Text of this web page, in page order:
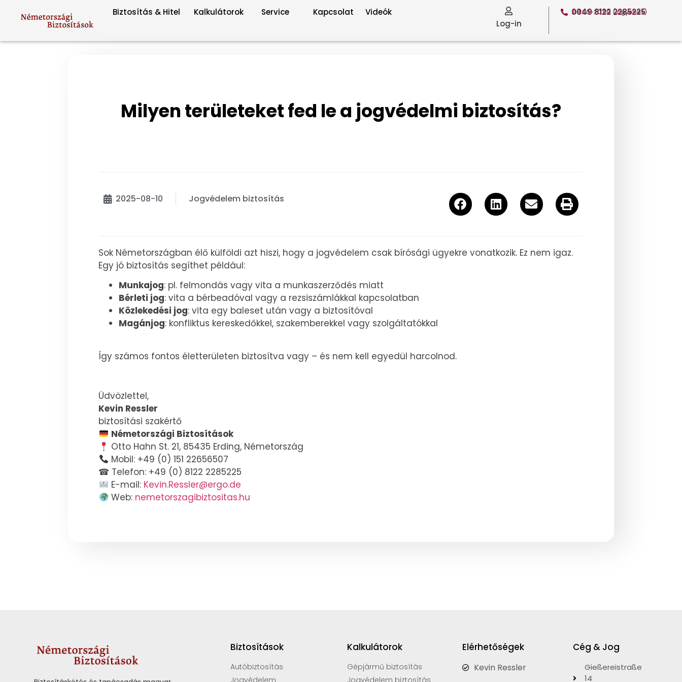
Biztosítás & Hitel Kalkulátorok Service Kapcsolat
Videók
Log-in
0049 8122 2285225
08:00-20:00 (ingyenes)
Milyen területeket fed le a jogvédelmi biztosítás?
2025-08-10 Jogvédelem biztosítás
Sok Németországban élő külföldi azt hiszi, hogy a jogvédelem csak bírósági ügyekre vonatkozik. Ez nem igaz.
Egy jó biztosítás segíthet például:
Munkajog: pl. felmondás vagy vita a munkaszerződés miatt
Bérleti jog: vita a bérbeadóval vagy a rezsiszámlákkal kapcsolatban
Közlekedési jog: vita egy baleset után vagy a biztosítóval
Magánjog: konfliktus kereskedőkkel, szakemberekkel vagy szolgáltatókkal
Így számos fontos életterületen biztosítva vagy – és nem kell egyedül harcolnod.
Üdvözlettel,
Kevin Ressler
biztosítási szakértő
Németországi Biztosítások
Otto Hahn St. 21, 85435 Erding, Németország
Mobil: +49 (0) 151 22656507
☎ Telefon: +49 (0) 8122 2285225
E-mail: Kevin.Ressler@ergo.de
Web: nemetorszagibiztositas.hu
Biztosítások
Autóbiztosítás
Kalkulátorok
Gépjármű biztosítás
Elérhetőségek
Kevin Ressler
Cég & Jog
Gießereistraße
14